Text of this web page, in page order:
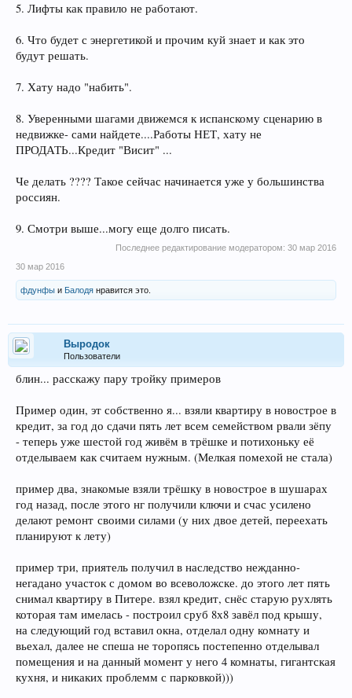
5. Лифты как правило не работают.
6. Что будет с энергетикой и прочим куй знает и как это
будут решать.
7. Хату надо "набить".
8. Уверенными шагами движемся к испанскому сценарию в
недвижке- сами найдете....Работы НЕТ, хату не
ПРОДАТЬ...Кредит "Висит" ...
Че делать ???? Такое сейчас начинается уже у большинства
россиян.
9. Смотри выше...могу еще долго писать.
Последнее редактирование модератором: 30 мар 2016
30 мар 2016
фдунфы и Балодя нравится это.
Выродок
Пользователи
блин... расскажу пару тройку примеров
Пример один, эт собственно я... взяли квартиру в новострое в
кредит, за год до сдачи пять лет всем семейством рвали зёпу
- теперь уже шестой год живём в трёшке и потихоньку её
отделываем как считаем нужным. (Мелкая помехой не стала)
пример два, знакомые взяли трёшку в новострое в шушарах
год назад, после этого нг получили ключи и счас усилено
делают ремонт своими силами (у них двое детей, переехать
планируют к лету)
пример три, приятель получил в наследство нежданно-
негадано участок с домом во всеволожске. до этого лет пять
снимал квартиру в Питере. взял кредит, снёс старую рухлять
которая там имелась - построил сруб 8х8 завёл под крышу,
на следующий год вставил окна, отделал одну комнату и
вьехал, далее не спеша не торопясь постепенно отделывал
помещения и на данный момент у него 4 комнаты, гигантская
кухня, и никаких проблемм с парковкой)))